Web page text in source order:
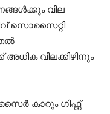
വില
സൊസൈറ്റി
വിലക്കിഴിനും
കാറും ഗിഫ്റ്റ്